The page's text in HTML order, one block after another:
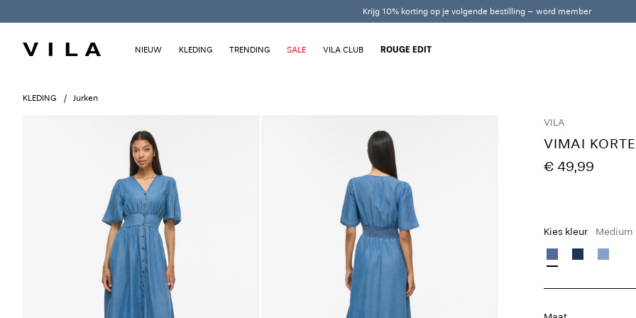
Krijg 10% korting op je volgende bestilling – word member
NIEUW KLEDING TRENDING SALE VILA CLUB ROUGE EDIT
KLEDING Jurken
VILA
VIMAI
€ 49,99
Kies kleur Medium